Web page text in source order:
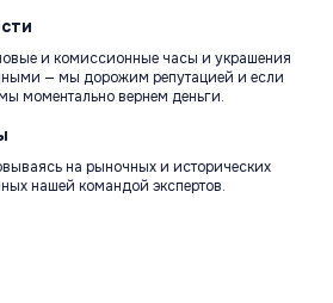
и комиссионные часы и украшения
— мы дорожим репутацией и если
моментально вернем деньги.
на рыночных и исторических
нашей командой экспертов.